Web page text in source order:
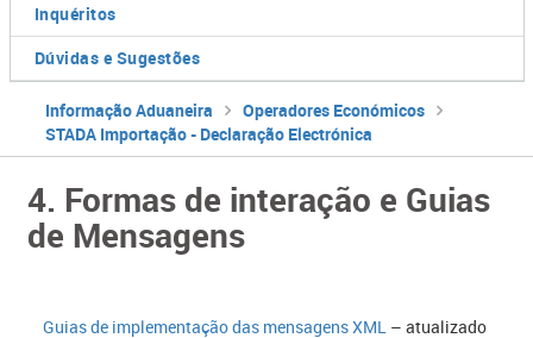
Inquéritos
Dúvidas e Sugestões
Informação Aduaneira
Operadores Económicos
STADA Importação - Declaração Electrónica
4. Formas de interação e Guias
de Mensagens
Guias de implementação das mensagens XML– atualizado